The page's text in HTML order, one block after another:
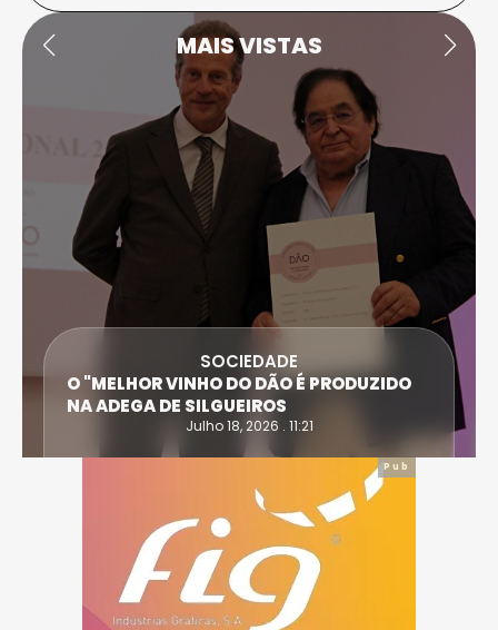
MAIS VISTAS
SOCIEDADE
O "MELHOR VINHO DO DÃO É PRODUZIDO
NA ADEGA DE SILGUEIROS
Julho 18, 2026 . 11:21
Pub